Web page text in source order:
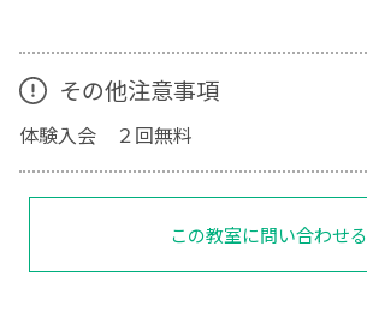
その他注意事項
体験入会 ２回無料
この教室に問い合わせる